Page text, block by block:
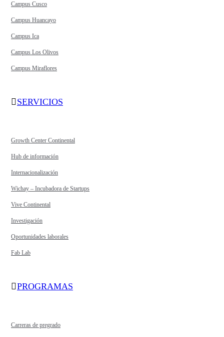
Campus Cusco
Campus Huancayo
Campus Ica
Campus Los Olivos
Campus Miraflores
SERVICIOS
Growth Center Continental
Hub de información
Internacionalización
Wichay – Incubadora de Startups
Vive Continental
Investigación
Oportunidades laborales
Fab Lab
PROGRAMAS
Carreras de pregrado